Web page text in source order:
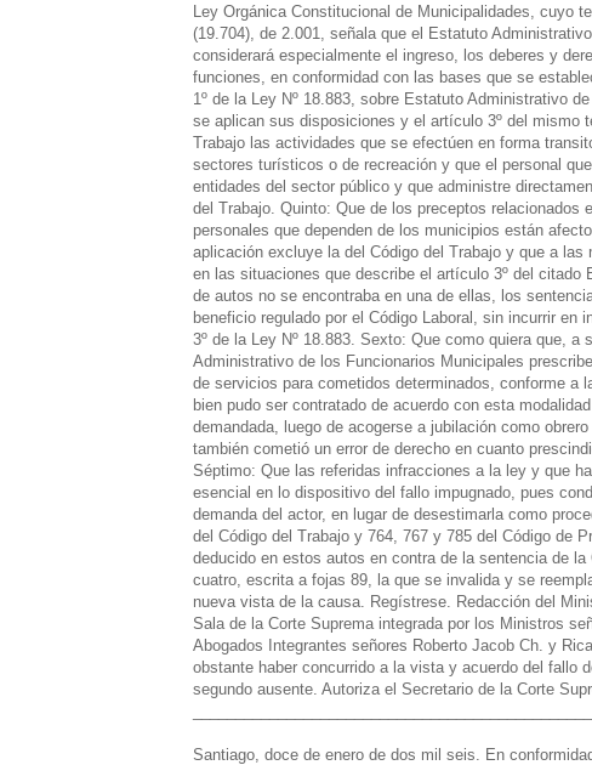
Ley Orgánica Constitucional de Municipalidades, cuyo
(19.704), de 2.001, señala que el Estatuto
considerará especialmente el ingreso, los deberes y
funciones, en conformidad con las bases que se
1º de la Ley Nº 18.883, sobre Estatuto Administrativo
se aplican sus disposiciones y el artículo 3º del mismo
Trabajo las actividades que se efectúen en forma
sectores turísticos o de recreación y que el personal
entidades del sector público y que administre
del Trabajo. Quinto: Que de los preceptos relacionados
personales que dependen de los municipios están
aplicación excluye la del Código del Trabajo y que a
en las situaciones que describe el artículo 3º del
de autos no se encontraba en una de ellas, los
beneficio regulado por el Código Laboral, sin incurrir
3º de la Ley Nº 18.883. Sexto: Que como quiera que,
Administrativo de los Funcionarios Municipales
de servicios para cometidos determinados, conforme a
bien pudo ser contratado de acuerdo con esta
demandada, luego de acogerse a jubilación como
también cometió un error de derecho en cuanto
Séptimo: Que las referidas infracciones a la ley y que
esencial en lo dispositivo del fallo impugnado, pues
demanda del actor, en lugar de desestimarla como
del Código del Trabajo y 764, 767 y 785 del Código de
deducido en estos autos en contra de la sentencia de
cuatro, escrita a fojas 89, la que se invalida y se
nueva vista de la causa. Regístrese. Redacción del
Sala de la Corte Suprema integrada por los Ministros
Abogados Integrantes señores Roberto Jacob Ch. y
obstante haber concurrido a la vista y acuerdo del fallo
segundo ausente. Autoriza el Secretario de la Corte
Santiago, doce de enero de dos mil seis. En